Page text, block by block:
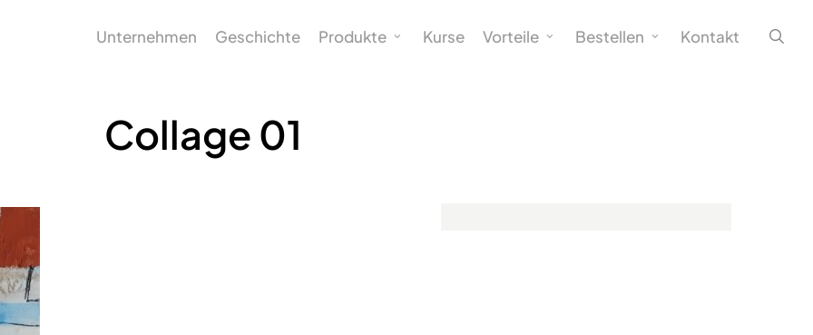
Unternehmen Geschichte Produkte Kurse Vorteile Bestellen Kontakt
Collage 01